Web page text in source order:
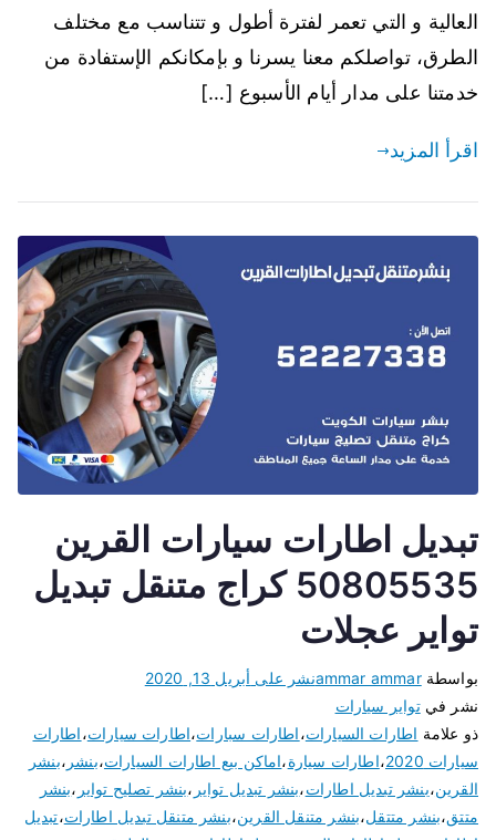
العالية و التي تعمر لفترة أطول و تتناسب مع مختلف
الطرق، تواصلكم معنا يسرنا و بإمكانكم الإستفادة من
خدمتنا على مدار أيام الأسبوع […]
اقرأ المزيد
تبديل اطارات سيارات القرين
50805535 كراج متنقل تبديل
تواير عجلات
بواسطةammar ammarنشر على أبريل 13, 2020
نشر فيتواير سيارات
ذو علامة اطارات السيارات،اطارات سبارات،اطارات سيارات،اطارات
سيارات 2020
،اطارات سيارة،اماكن بيع اطارات السيارات،بنشر ،بنشر
القرين،بنشر تبديل اطارات،بنشر تبديل تواير ،بنشر تصليح تواير ،بنشر
متتق،بنشر متتقل،بنشر متنقل القرين،بنشر متنقل تبديل اطارات،تبديل